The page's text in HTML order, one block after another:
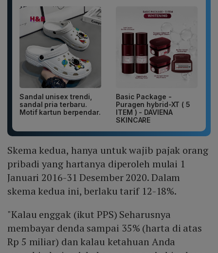
Sandal unisex trendi,
sandal pria terbaru.
Motif kartun berpendar.
Basic Package -
Puragen hybrid-XT ( 5
ITEM ) - DAVIENA
SKINCARE
Skema kedua, hanya untuk wajib pajak orang
pribadi yang hartanya diperoleh mulai 1
Januari 2016-31 Desember 2020. Dalam
skema kedua ini, berlaku tarif 12-18%.
"Kalau enggak (ikut PPS) Seharusnya
membayar denda sampai 35% (harta di atas
Rp 5 miliar) dan kalau ketahuan Anda